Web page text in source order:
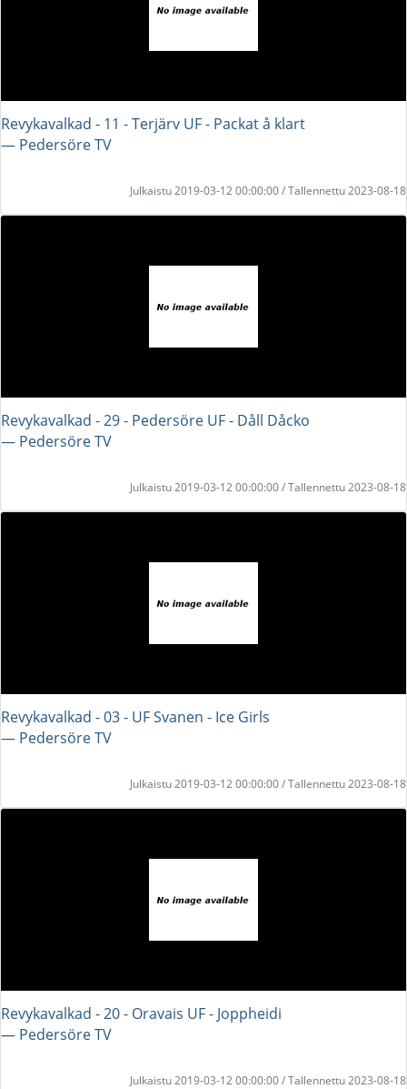
Revykavalkad - 11 - Terjärv UF - Packat å klart
― Pedersöre TV
Julkaistu 2019-03-12 00:00:00 / Tallennettu 2023-08-18
Revykavalkad - 29 - Pedersöre UF - Dåll Dåcko
― Pedersöre TV
Julkaistu 2019-03-12 00:00:00 / Tallennettu 2023-08-18
Revykavalkad - 03 - UF Svanen - Ice Girls
― Pedersöre TV
Julkaistu 2019-03-12 00:00:00 / Tallennettu 2023-08-18
Revykavalkad - 20 - Oravais UF - Joppheidi
― Pedersöre TV
Julkaistu 2019-03-12 00:00:00 / Tallennettu 2023-08-18